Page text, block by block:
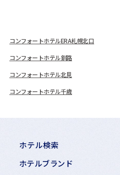
コンフォートホテルERA札幌北口
コンフォートホテル釧路
コンフォートホテル北見
コンフォートホテル千歳
ホテル検索
ホテルブランド